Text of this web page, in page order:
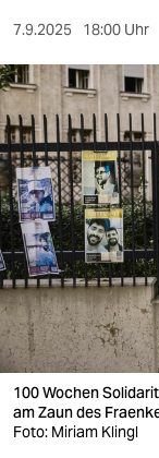
sport
berlin
nord
wahrheit
verlag
verlag
veranstaltungen
shop
fragen & hilfe
unterstützen
7.9.2025 18:00 Uhr
100 Wochen
am Zaun des
Foto: Miriam Klingl